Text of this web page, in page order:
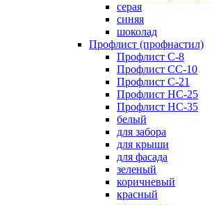
серая
синяя
шоколад
Профлист (профнастил)
Профлист С-8
Профлист СС-10
Профлист C-21
Профлист НС-25
Профлист НС-35
белый
для забора
для крыши
для фасада
зеленый
коричневый
красный